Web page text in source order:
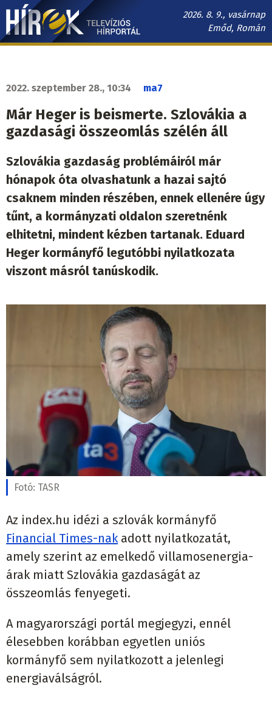
Ugrás
tartalomra
2026. 8. 9., vasárnap
Emőd, Román
Hírek.sk
2022. szeptember 28., 10:34 ma7
Már Heger is beismerte. Szlovákia a
gazdasági összeomlás szélén áll
Szlovákia gazdaság problémáiról már
hónapok óta olvashatunk a hazai sajtó
csaknem minden részében, ennek ellenére úgy
tűnt, a kormányzati oldalon szeretnénk
elhitetni, mindent kézben tartanak. Eduard
Heger kormányfő legutóbbi nyilatkozata
viszont másról tanúskodik.
Fotó: TASR
Az index.hu idézi a szlovák kormányfő
Financial Times-nakadott nyilatkozatát,
amely szerint az emelkedő villamosenergia-
árak miatt Szlovákia gazdaságát az
összeomlás fenyegeti.
A magyarországi portál megjegyzi, ennél
élesebben korábban egyetlen uniós
kormányfő sem nyilatkozott a jelenlegi
energiaválságról.